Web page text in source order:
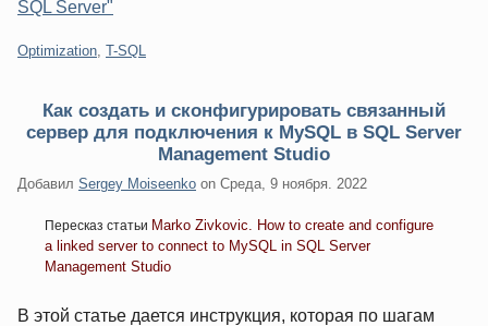
SQL Server"
Категории:
Optimization T-SQL
Как создать и сконфигурировать связанный
сервер для подключения к MySQL в SQL Server
Management Studio
Добавил Sergey Moiseenko on Среда, 9 ноября. 2022
Пересказ статьи Marko Zivkovic. How to create and configure
a linked server to connect to MySQL in SQL Server
Management Studio
В этой статье дается инструкция, которая по шагам